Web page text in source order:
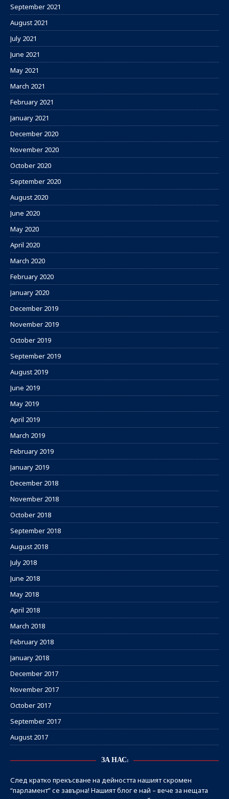
September 2021
August 2021
July 2021
June 2021
May 2021
March 2021
February 2021
January 2021
December 2020
November 2020
October 2020
September 2020
August 2020
June 2020
May 2020
April 2020
March 2020
February 2020
January 2020
December 2019
November 2019
October 2019
September 2019
August 2019
June 2019
May 2019
April 2019
March 2019
February 2019
January 2019
December 2018
November 2018
October 2018
September 2018
August 2018
July 2018
June 2018
May 2018
April 2018
March 2018
February 2018
January 2018
December 2017
November 2017
October 2017
September 2017
August 2017
ЗА НАС:
След кратко прекъсване на дейността нашият скромен
“парламент” се завърна! Нашият блог е най – вече за нещата